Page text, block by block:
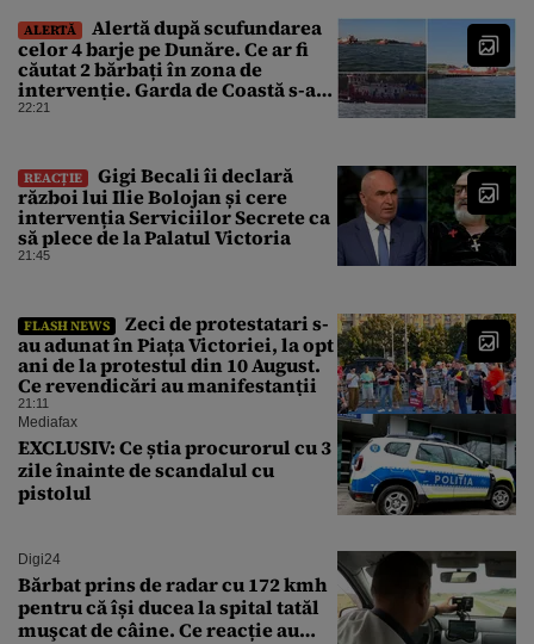
ALERTĂ
Alertă după scufundarea
celor 4 barje pe Dunăre. Ce ar fi
căutat 2 bărbați în zona de
intervenție. Garda de Coastă s-a
deplasat urgent
22:21
REACȚIE
Gigi Becali îi declară
război lui Ilie Bolojan și cere
intervenția Serviciilor Secrete ca
să plece de la Palatul Victoria
21:45
FLASH NEWS
Zeci de protestatari s-
au adunat în Piața Victoriei, la opt
ani de la protestul din 10 August.
Ce revendicări au manifestanții
21:11
Mediafax
EXCLUSIV: Ce știa procurorul cu 3
zile înainte de scandalul cu
pistolul
Digi24
Bărbat prins de radar cu 172 kmh
pentru că își ducea la spital tatăl
muşcat de câine. Ce reacție au